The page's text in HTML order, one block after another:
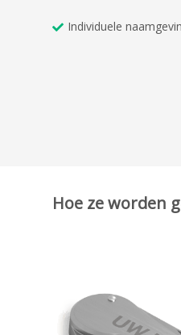
Individuele
Hoe ze worden